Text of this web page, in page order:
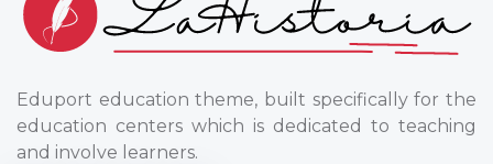
Eduport education theme, built specifically for the
education centers which is dedicated to teaching
and involve learners.